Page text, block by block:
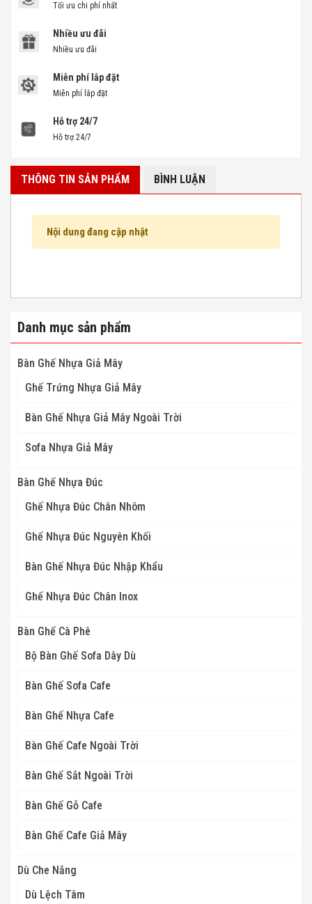
Tối ưu chi phí nhất
Nhiều ưu đãi
Nhiều ưu đãi
Miễn phí lắp đặt
Miễn phí lắp đặt
Hỗ trợ 24/7
Hỗ trợ 24/7
THÔNG TIN SẢN PHẨM BÌNH LUẬN
Nội dung đang cập nhật
Danh mục sản phẩm
Bàn Ghế Nhựa Giả Mây
Ghế Trứng Nhựa Giả Mây
Bàn Ghế Nhựa Giả Mây Ngoài Trời
Sofa Nhựa Giả Mây
Bàn Ghế Nhựa Đúc
Ghế Nhựa Đúc Chân Nhôm
Ghế Nhựa Đúc Nguyên Khối
Bàn Ghế Nhựa Đúc Nhập Khẩu
Ghế Nhựa Đúc Chân Inox
Bàn Ghế Cà Phê
Bộ Bàn Ghế Sofa Dây Dù
Bàn Ghế Sofa Cafe
Bàn Ghế Nhựa Cafe
Bàn Ghế Cafe Ngoài Trời
Bàn Ghế Sắt Ngoài Trời
Bàn Ghế Gỗ Cafe
Bàn Ghế Cafe Giả Mây
Dù Che Nắng
Dù Lệch Tâm